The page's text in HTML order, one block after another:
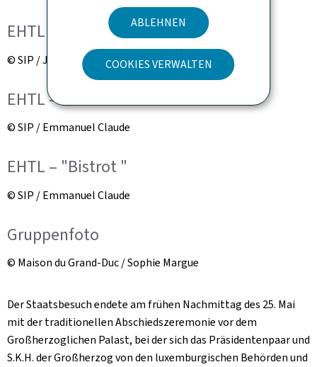
ABLEHNEN
COOKIES VERWALTEN
EHTL - Besuch des Praxisbereichs
© SIP / Jean-Christophe Verhaegen
EHTL - Besuch des Praxisbereichs
© SIP / Emmanuel Claude
EHTL – "Bistrot "
© SIP / Emmanuel Claude
Gruppenfoto
© Maison du Grand-Duc / Sophie Margue
Der Staatsbesuch endete am frühen Nachmittag des 25. Mai
mit der traditionellen Abschiedszeremonie vor dem
Großherzoglichen Palast, bei der sich das Präsidentenpaar und
S.K.H. der Großherzog von den luxemburgischen Behörden und